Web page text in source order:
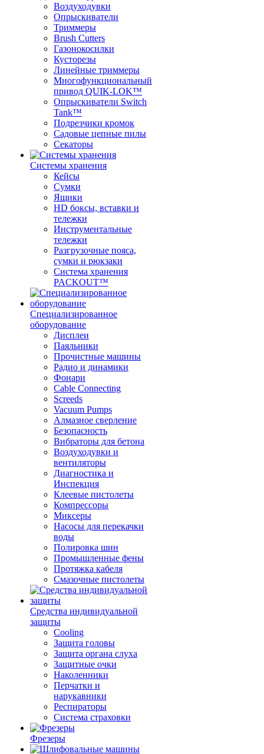
Воздуходувки
Опрыскиватели
Триммеры
Brush Cutters
Газонокосилки
Кусторезы
Линейные триммеры
Многофункциональный
привод QUIK-LOK™
Опрыскиватели Switch
Tank™
Подрезчики кромок
Садовые цепные пилы
Секаторы
Системы хранения
Кейсы
Сумки
Ящики
HD боксы, вставки и
тележки
Инструментальные
тележки
Разгрузочные пояса,
сумки и рюкзаки
Система хранения
PACKOUT™
Специализированное
оборудование
Дисплеи
Паяльники
Прочистные машины
Радио и динамики
Фонари
Cable Connecting
Screeds
Vacuum Pumps
Алмазное сверление
Безопасность
Вибраторы для бетона
Воздуходувки и
вентиляторы
Диагностика и
Инспекция
Клеевые пистолеты
Компрессоры
Миксеры
Насосы для перекачки
воды
Полировка шин
Промышленные фены
Протяжка кабеля
Смазочные пистолеты
Средства индивидуальной
защиты
Cooling
Защита головы
Защита органа слуха
Защитные очки
Наколенники
Перчатки и
нарукавники
Респираторы
Система страховки
Фрезеры